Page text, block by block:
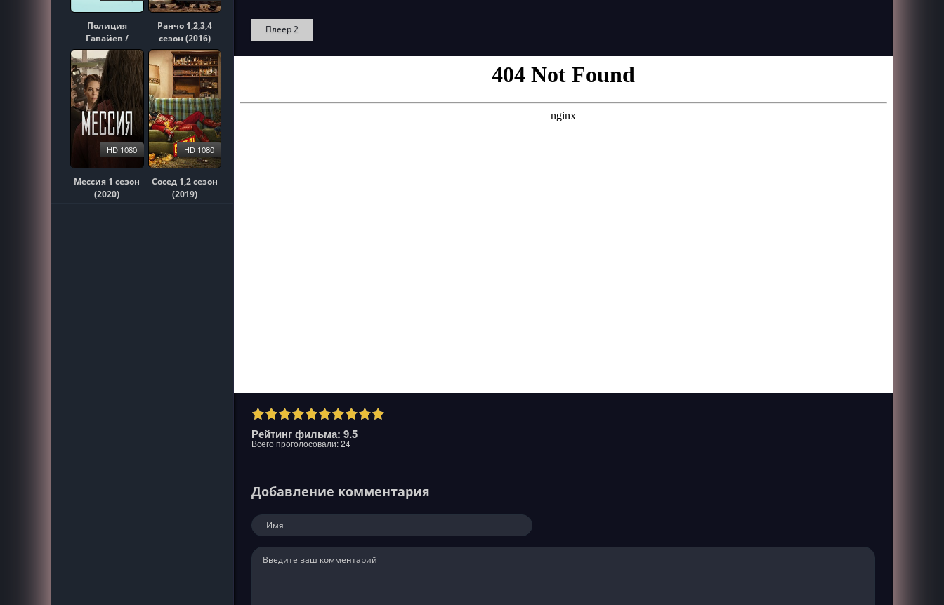
Полиция
Гавайев /
Гавайи 5-0
1,2,3,4,5,6,7,8,9,10
сезон (2010)
Ранчо 1,2,3,4
сезон (2016)
Мессия 1 сезон
(2020)
HD 1080
Сосед 1,2 сезон
(2019)
HD 1080
Плеер 2
Рейтинг фильма: 9.5
Всего проголосовали:24
Добавление комментария